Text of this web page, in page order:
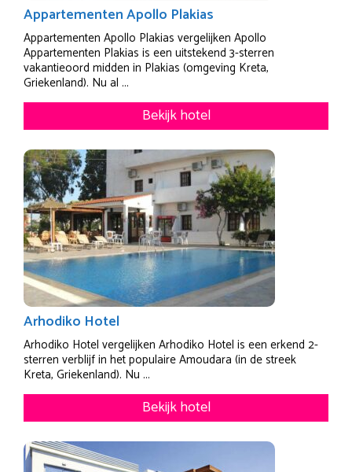
Appartementen Apollo Plakias
Appartementen Apollo Plakias vergelijken Apollo
Appartementen Plakias is een uitstekend 3-sterren
vakantieoord midden in Plakias (omgeving Kreta,
Griekenland). Nu al ...
Bekijk hotel
Arhodiko Hotel
Arhodiko Hotel vergelijken Arhodiko Hotel is een erkend 2-
sterren verblijf in het populaire Amoudara (in de streek
Kreta, Griekenland). Nu ...
Bekijk hotel